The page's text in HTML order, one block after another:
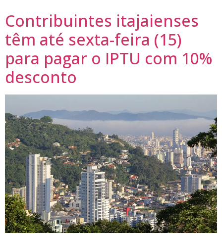
Contribuintes itajaienses
têm até sexta-feira (15)
para pagar o IPTU com 10%
desconto